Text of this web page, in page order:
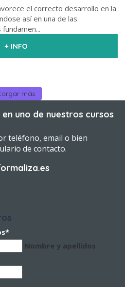
el correcto desarrollo en la
así en una de las
+ INFO
más
uno de nuestros cursos
teléfono, email o bien
de contacto.
*
Nombre y apellidos